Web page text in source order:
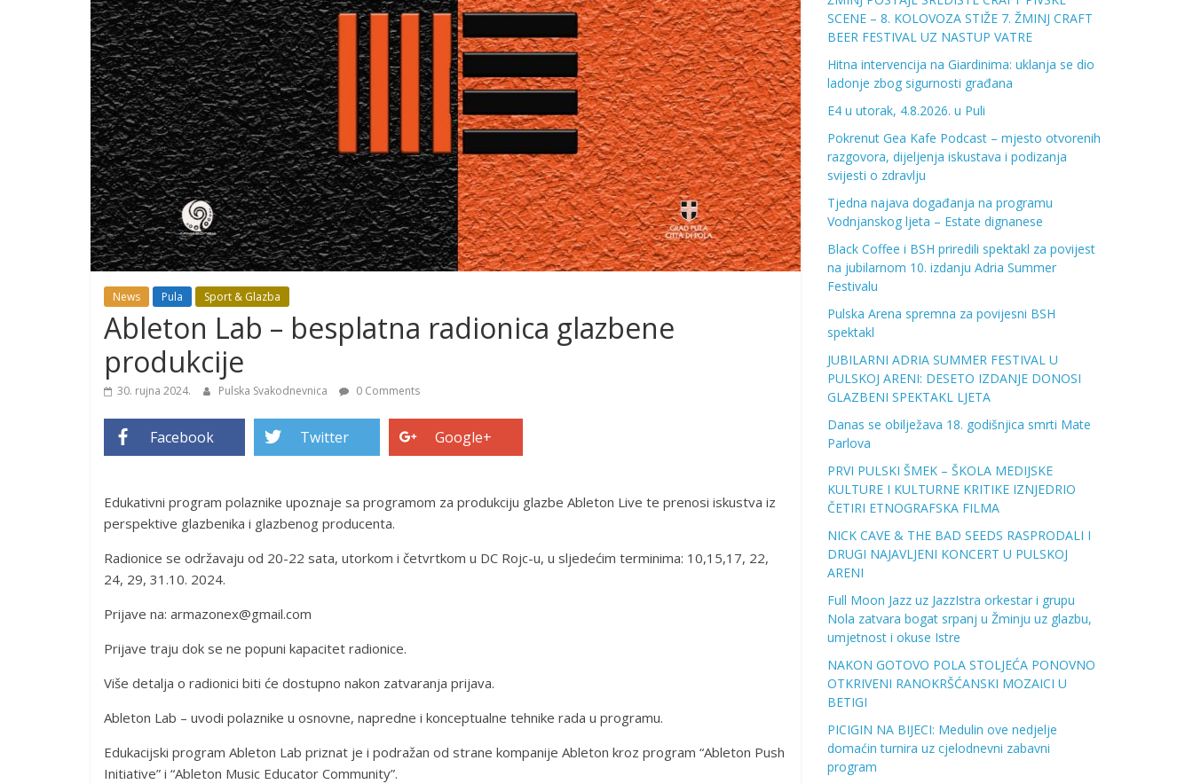
News Pula Sport & Glazba
Ableton Lab – besplatna radionica glazbene
produkcije
30. rujna 2024. Pulska Svakodnevnica 0 Comments
Facebook Twitter Google+
Edukativni program polaznike upoznaje sa programom za produkciju glazbe Ableton Live te prenosi iskustva iz
perspektive glazbenika i glazbenog producenta.
Radionice se održavaju od 20-22 sata, utorkom i četvrtkom u DC Rojc-u, u sljedećim terminima: 10,15,17, 22,
24, 29, 31.10. 2024.
Prijave na: armazonex@gmail.com
Prijave traju dok se ne popuni kapacitet radionice.
Više detalja o radionici biti će dostupno nakon zatvaranja prijava.
Ableton Lab – uvodi polaznike u osnovne, napredne i konceptualne tehnike rada u programu.
Edukacijski program Ableton Lab priznat je i podražan od strane kompanije Ableton kroz program “Ableton Push
Initiative” i “Ableton Music Educator Community”.
SCENE – 8. KOLOVOZA STIŽE 7. ŽMINJ CRAFT
BEER FESTIVAL UZ NASTUP VATRE
Hitna intervencija na Giardinima: uklanja se dio
ladonje zbog sigurnosti građana
E4 u utorak, 4.8.2026. u Puli
Pokrenut Gea Kafe Podcast – mjesto otvorenih
razgovora, dijeljenja iskustava i podizanja
svijesti o zdravlju
Tjedna najava događanja na programu
Vodnjanskog ljeta – Estate dignanese
Black Coffee i BSH priredili spektakl za povijest
na jubilarnom 10. izdanju Adria Summer
Festivalu
Pulska Arena spremna za povijesni BSH
spektakl
JUBILARNI ADRIA SUMMER FESTIVAL U
PULSKOJ ARENI: DESETO IZDANJE DONOSI
GLAZBENI SPEKTAKL LJETA
Danas se obilježava 18. godišnjica smrti Mate
Parlova
PRVI PULSKI ŠMEK – ŠKOLA MEDIJSKE
KULTURE I KULTURNE KRITIKE IZNJEDRIO
ČETIRI ETNOGRAFSKA FILMA
NICK CAVE & THE BAD SEEDS RASPRODALI I
DRUGI NAJAVLJENI KONCERT U PULSKOJ
ARENI
Full Moon Jazz uz JazzIstra orkestar i grupu
Nola zatvara bogat srpanj u Žminju uz glazbu,
umjetnost i okuse Istre
NAKON GOTOVO POLA STOLJEĆA PONOVNO
OTKRIVENI RANOKRŠĆANSKI MOZAICI U
BETIGI
PICIGIN NA BIJECI: Medulin ove nedjelje
domaćin turnira uz cjelodnevni zabavni
program